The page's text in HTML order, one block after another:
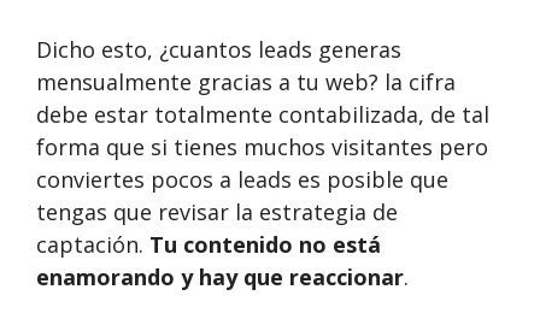
Dicho esto, ¿cuantos leads generas
mensualmente gracias a tu web? la cifra
debe estar totalmente contabilizada, de tal
forma que si tienes muchos visitantes pero
conviertes pocos a leads es posible que
tengas que revisar la estrategia de
captación. Tu contenido no está
enamorando y hay que reaccionar.